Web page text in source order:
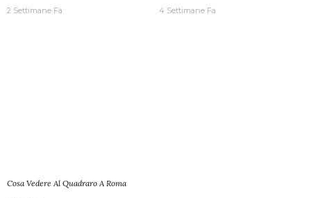
2 Settimane Fa 4 Settimane Fa
Cosa Vedere Al Quadraro A Roma